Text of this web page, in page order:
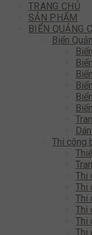
TRANG CHỦ
SẢN PHẨM
BIỂN QUẢNG
Biển
Thi công
Thi
Thi
Thi
Thi
Thi
Thi